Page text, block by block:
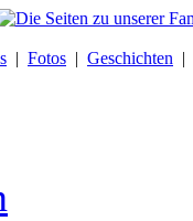
| Fotos | Geschichten |